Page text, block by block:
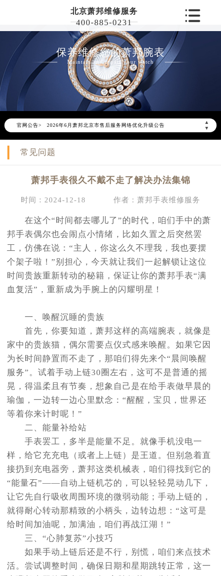
北京萧邦维修服务
400-885-0231
保养维修您的萧邦腕表
Maintain and repair your watch
官网公告>
▲
▼
2026年6月萧邦北京市售后服务网络优化升级公告
2026年6月北京市萧邦官方售后客户服务热线：400-885-0231
2026年6月萧邦售后服务中心最新网点地址：
节假日正常营业！
常见问题
萧邦手表很久不戴不走了解决办法集锦
时间：2024-12-18 作者：萧邦手表维修服务
在这个“时间都去哪儿了”的时代，咱们手中的萧
邦手表偶尔也会闹点小情绪，比如久置之后突然罢
工，仿佛在说：“主人，你这么久不理我，我也要摆
个架子啦！”别担心，今天就让我们一起解锁让这位
时间贵族重新转动的秘籍，保证让你的萧邦手表“满
血复活”，重新成为手腕上的闪耀明星！
一、唤醒沉睡的贵族
首先，你要知道，萧邦这样的高端腕表，就像是
家中的贵族猫，偶尔需要点仪式感来唤醒。如果它因
为长时间静置而不走了，那咱们得先来个“晨间唤醒
服务”。试着手动上链30圈左右，这可不是普通的摇
晃，得温柔且有节奏，想象自己是在给手表做早晨的
瑜伽，一边转一边心里默念：“醒醒，宝贝，世界还
等着你来计时呢！”
二、能量补给站
手表罢工，多半是能量不足。就像手机没电一
样，给它充充电（或者上上链）是王道。但别急着直
接扔到充电器旁，萧邦这类机械表，咱们得找到它的
“能量石”——自动上链机芯的，可以轻轻晃动几下，
让它先自行吸收周围环境的微弱动能；手动上链的，
就得耐心转动那精致的小柄头，边转边想：“这可是
给时间加油呢，加满油，咱们再战江湖！”
三、“心肺复苏”小技巧
如果手动上链后还是不行，别慌，咱们来点技术
活。尝试调整时间，确保日期和星期跳转正常，这一